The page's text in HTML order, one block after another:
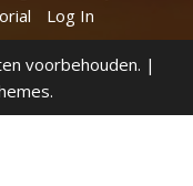
Log In
voorbehouden. |